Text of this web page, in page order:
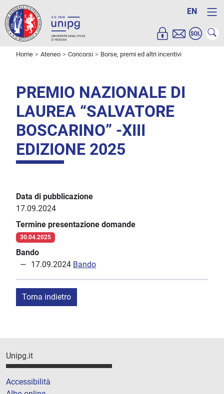
EN
Home Ateneo Concorsi Borse, premi ed altri incentivi
PREMIO NAZIONALE DI
LAUREA “SALVATORE
BOSCARINO” -XIII
EDIZIONE 2025
Data di pubblicazione
17.09.2024
Termine presentazione domande
30.04.2025
Bando
17.09.2024 Bando
Torna indietro
Unipg.it
Accessibilità